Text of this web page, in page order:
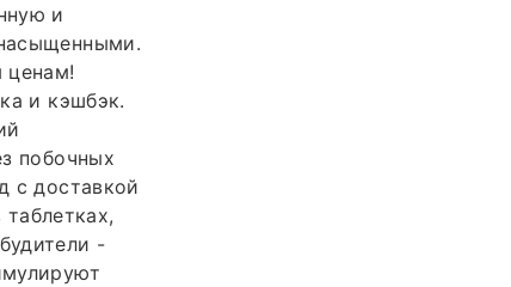
и
ценам!
и кэшбэк.
побочных
с доставкой
-